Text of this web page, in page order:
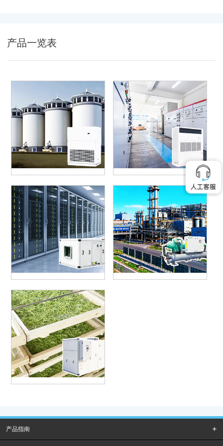
产品一览表
温控仓 除湿机
机房空调 工业冷水
烘干机
产品指南